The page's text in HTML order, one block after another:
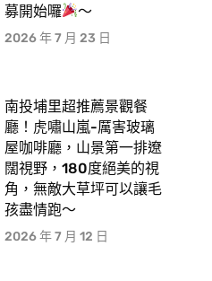
募開始囉
～
2026 年 7 月 23 日
南投埔里超推薦景觀餐
廳！虎嘯山嵐-厲害玻璃
屋咖啡廳，山景第一排遼
闊視野，180度絕美的視
角，無敵大草坪可以讓毛
孩盡情跑〜
2026 年 7 月 12 日